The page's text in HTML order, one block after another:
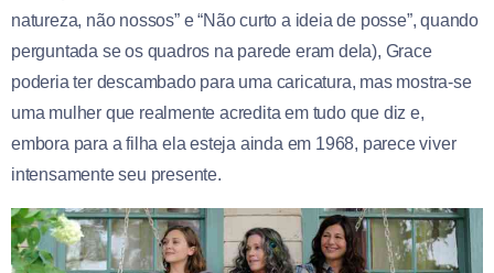
natureza, não nossos” e “Não curto a ideia de posse”, quando
perguntada se os quadros na parede eram dela), Grace
poderia ter descambado para uma caricatura, mas mostra-se
uma mulher que realmente acredita em tudo que diz e,
embora para a filha ela esteja ainda em 1968, parece viver
intensamente seu presente.